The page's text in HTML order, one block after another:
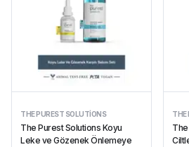
THE PUREST SOLUTIONS
The Purest Solutions Koyu
Leke ve Gözenek Önlemeye
THE